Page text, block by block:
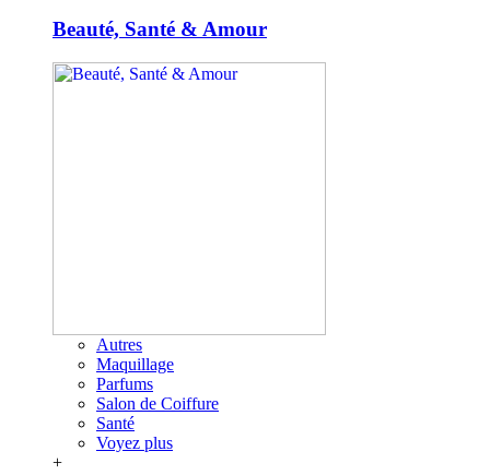
Beauté, Santé & Amour
Autres
Maquillage
Parfums
Salon de Coiffure
Santé
Voyez plus
+